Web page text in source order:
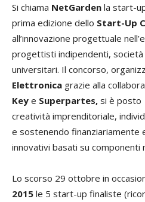
Si chiama NetGarden la start-
prima edizione dello Start-Up
all’innovazione progettuale
progettisti indipendenti,
universitari. Il concorso,
Elettronica grazie alla
Key e Superpartes, si è posto
creatività imprenditoriale,
e sostenendo
innovativi basati su componenti
Lo scorso 29 ottobre in
2015 le 5 start-up finaliste